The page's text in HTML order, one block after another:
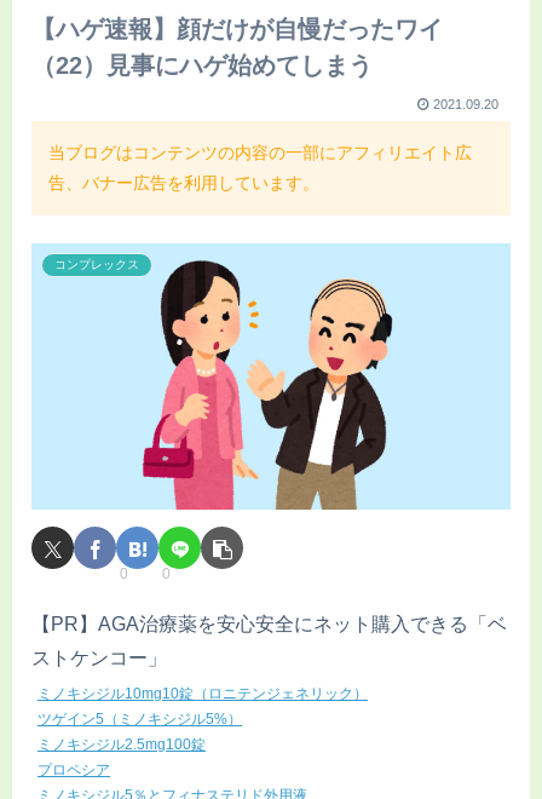
【ハゲ速報】顔だけが自慢だったワイ
（22）見事にハゲ始めてしまう
2021.09.20
当ブログはコンテンツの内容の一部にアフィリエイト広
告、バナー広告を利用しています。
コンプレックス
0 0
【PR】AGA治療薬を安心安全にネット購入できる「ベ
ストケンコー」
ミノキシジル10mg10錠（ロニテンジェネリック）
ツゲイン5（ミノキシジル5%）
ミノキシジル2.5mg100錠
プロペシア